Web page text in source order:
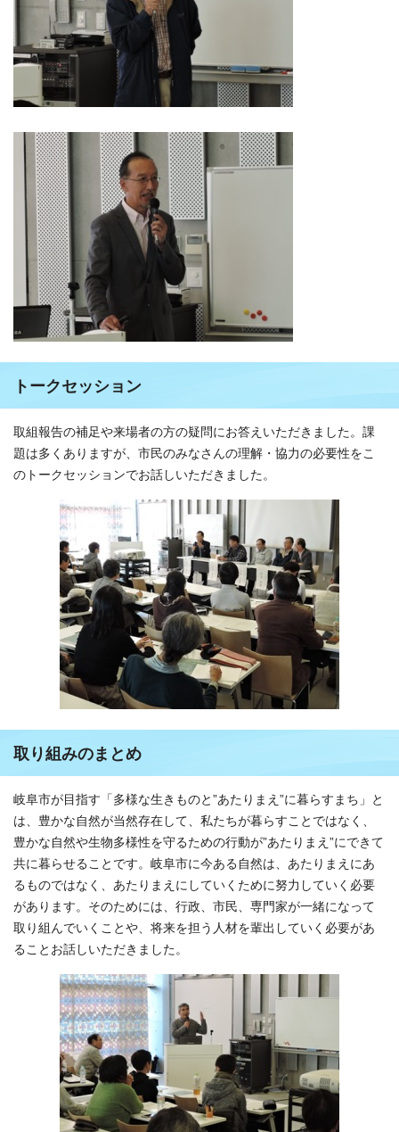
トークセッション
取組報告の補足や来場者の方の疑問にお答えいただきました。課
題は多くありますが、市民のみなさんの理解・協力の必要性をこ
のトークセッションでお話しいただきました。
取り組みのまとめ
岐阜市が目指す「多様な生きものと”あたりまえ”に暮らすまち」と
は、豊かな自然が当然存在して、私たちが暮らすことではなく、
豊かな自然や生物多様性を守るための行動が”あたりまえ”にできて
共に暮らせることです。岐阜市に今ある自然は、あたりまえにあ
るものではなく、あたりまえにしていくために努力していく必要
があります。そのためには、行政、市民、専門家が一緒になって
取り組んでいくことや、将来を担う人材を輩出していく必要があ
ることお話しいただきました。